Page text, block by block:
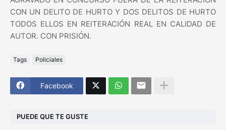
CON UN DELITO DE HURTO Y DOS DELITOS DE HURTO
TODOS ELLOS EN REITERACIÓN REAL EN CALIDAD DE
AUTOR. CON PRISIÓN.
Tags Policiales
Facebook
PUEDE QUE TE GUSTE